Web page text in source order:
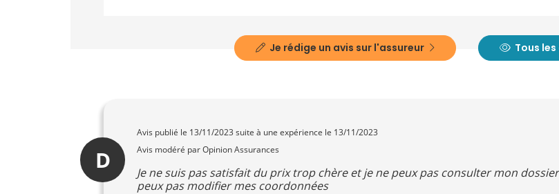
Je rédige un avis sur l'assureur Tous
D
Avis publié le 13/11/2023 suite à une expérience le 13/11/2023
Avis modéré par Opinion Assurances
Je ne suis pas satisfait du prix trop chère et je ne peux pas consulter mon
peux pas modifier mes coordonnées